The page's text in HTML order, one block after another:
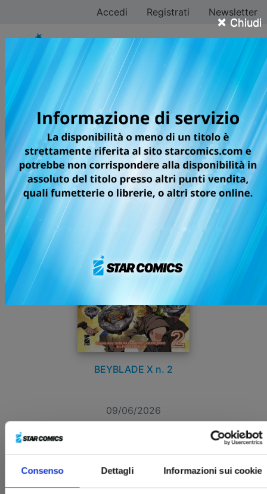
Consenso Dettagli Informazioni sui cookie
× Chiudi
Accedi Registrati Newsletter
Homura Kawamoto
Tutti i fumetti
BEYBLADE X n. 2
09/06/2026